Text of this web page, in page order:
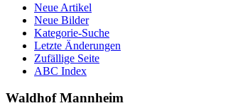
Neue Artikel
Neue Bilder
Kategorie-Suche
Letzte Änderungen
Zufällige Seite
ABC Index
Waldhof Mannheim